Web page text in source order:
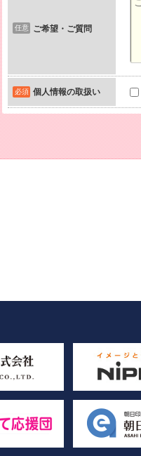
任意 ご希望・ご質問
必須 個人情報の取扱い